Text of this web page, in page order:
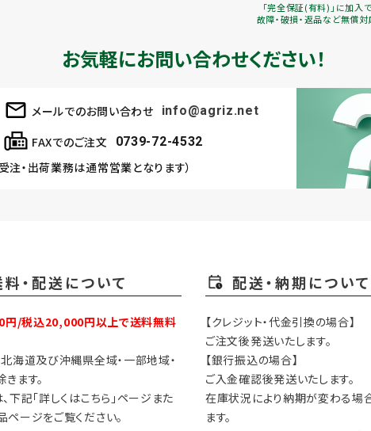
「完全保証(有料)」に加入で
故障・破損・返品など無償対
お気軽にお問い合わせください！
メールでのお問い合わせ
info@agriz.net
FAXでのご注文 0739-72-4532
注・出荷業務は通常営業となります）
料・配送について
円/税込20,000円以上で送料無料
海道及び沖縄県全域・一部地域・
ます。
下記「詳しくはこちら」ページまた
ページをご覧ください。
配送・納期について
【クレジット・代金引換の場合】
ご注文後発送いたします。
【銀行振込の場合】
ご入金確認後発送いたします。
在庫状況により納期が変わる場
ます。